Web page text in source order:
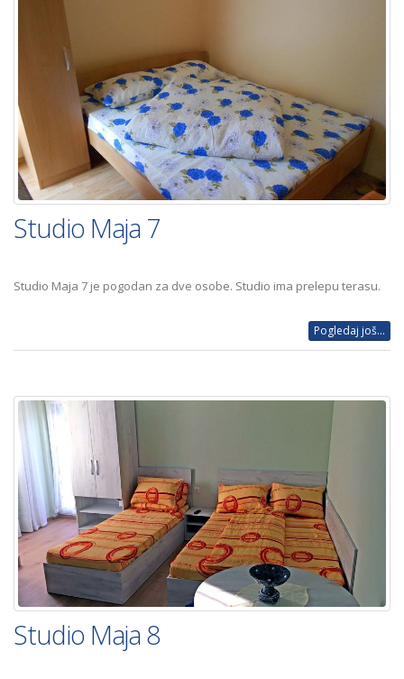
Studio Maja 7
Studio Maja 7 je pogodan za dve osobe. Studio ima prelepu terasu.
Pogledaj još...
Studio Maja 8